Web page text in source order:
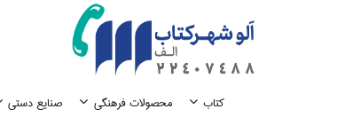
كتاب محصولات فرهنگي صنايع دستي